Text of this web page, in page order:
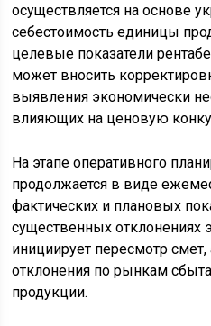
осуществляется на основе
себестоимость единицы
целевые показатели
может вносить
выявления экономически
влияющих на ценовую
На этапе оперативного
продолжается в виде
фактических и плановых
существенных отклонениях
инициирует пересмотр
отклонения по рынкам
продукции.